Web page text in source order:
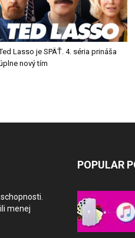
Lasso je SPÄŤ. 4. séria prináša
nový tím
menej
POPULAR